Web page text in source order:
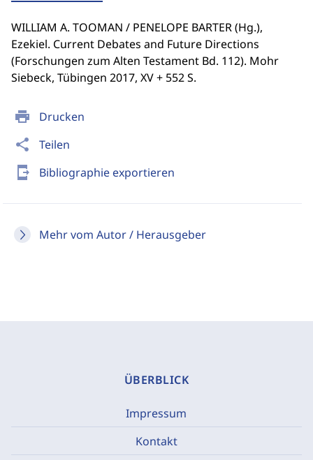
print Drucken
share Teilen
send_to_mobile Bibliographie exportieren
Mehr vom Autor / Herausgeber
WILLIAM A. TOOMAN / PENELOPE BARTER (Hg.),
Ezekiel. Current Debates and Future Directions
(Forschungen zum Alten Testament Bd. 112). Mohr
Siebeck, Tübingen 2017, XV + 552 S.
ÜBERBLICK
Impressum
Kontakt